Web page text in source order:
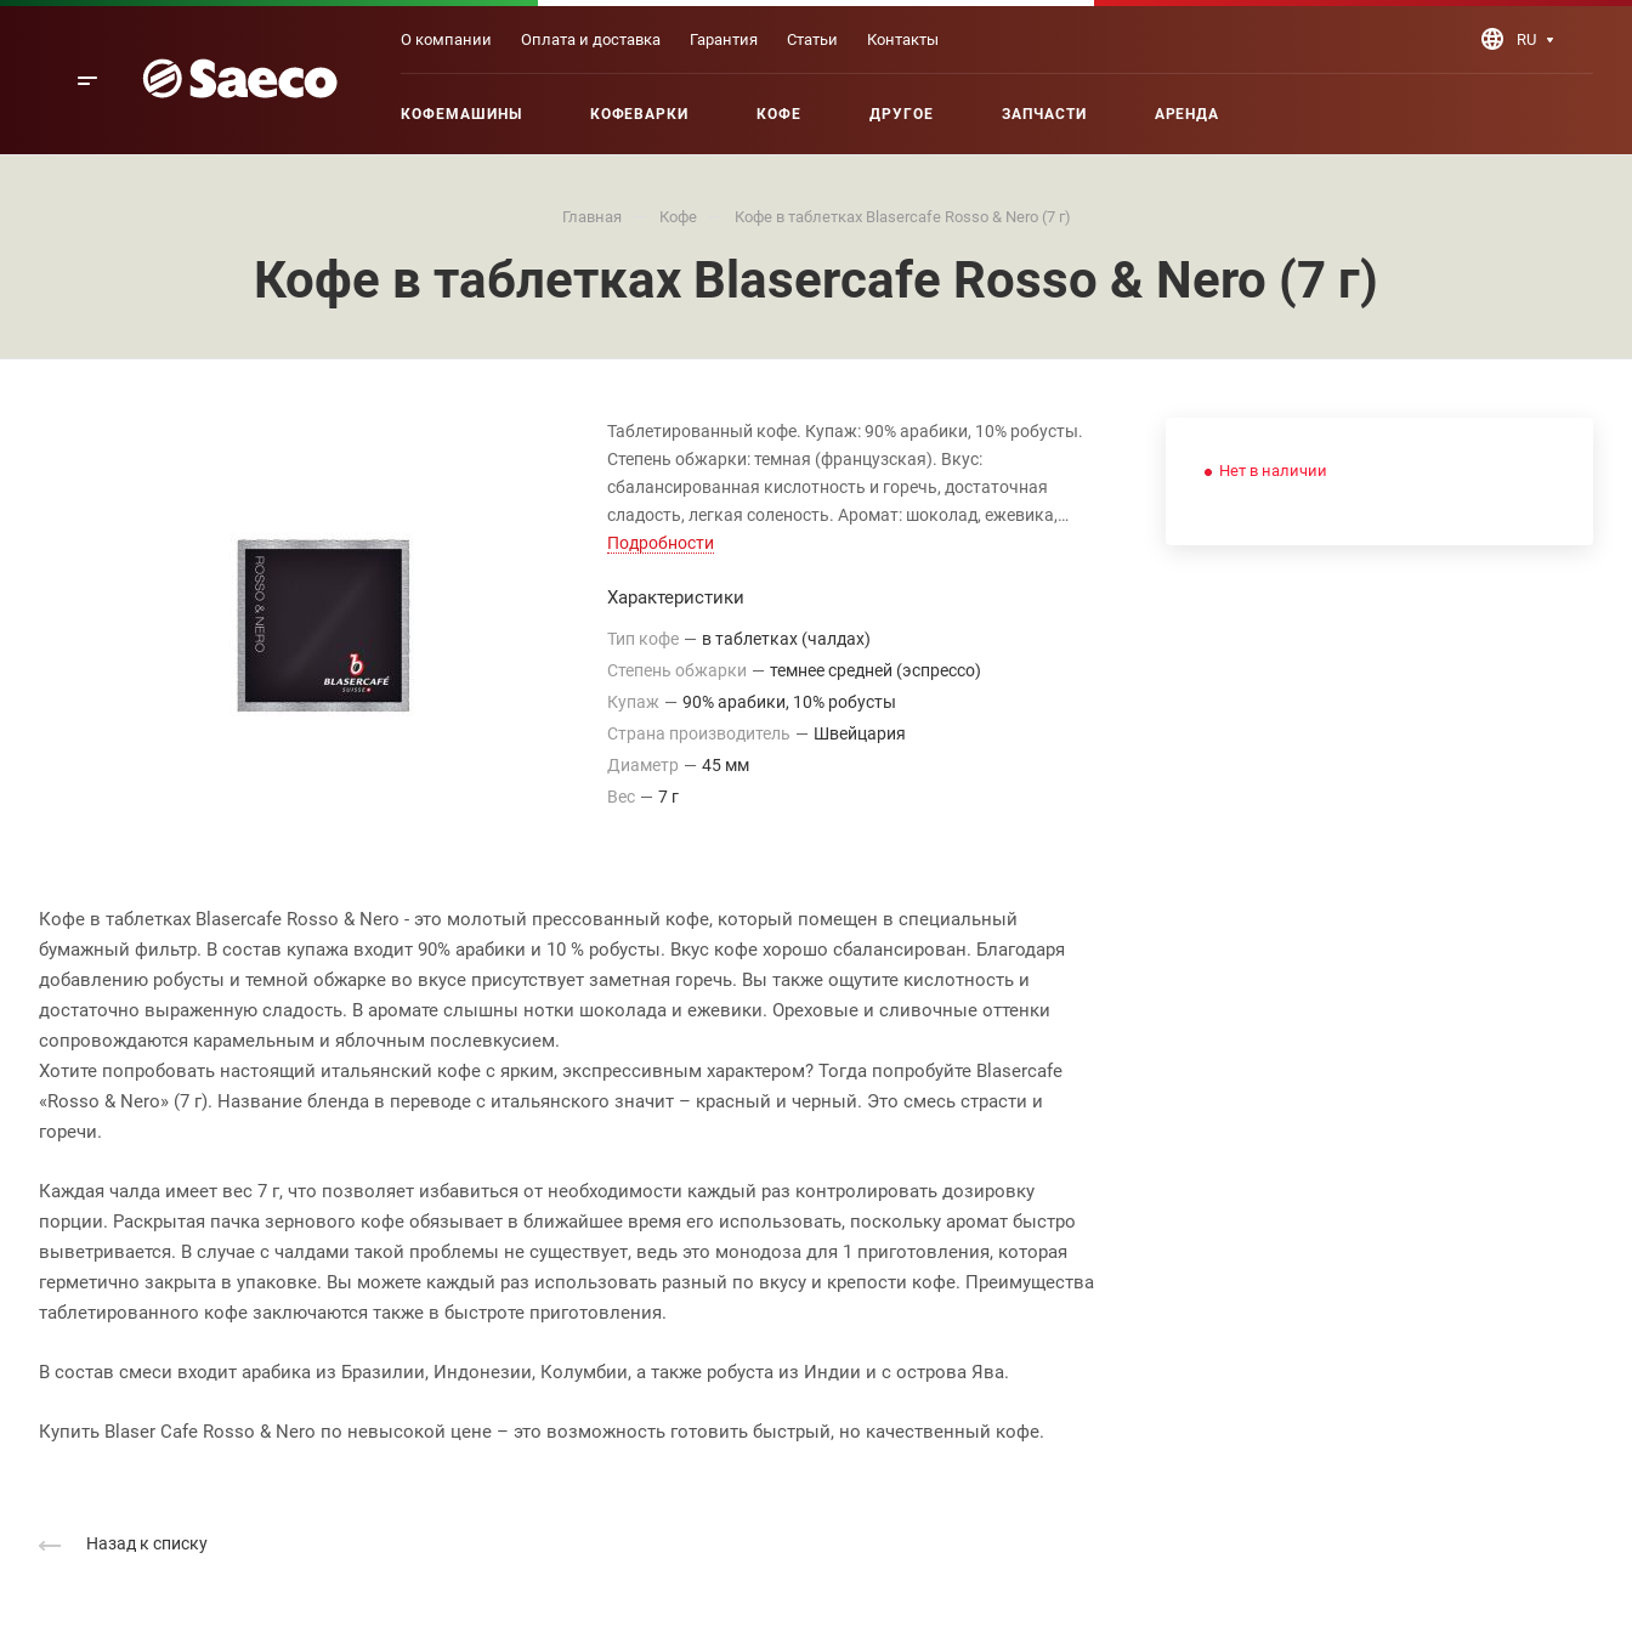
О компании Оплата и доставка Гарантия Статьи Контакты RU
КОФЕМАШИНЫ КОФЕВАРКИ КОФЕ ДРУГОЕ ЗАПЧАСТИ АРЕНДА
Главная Кофе Кофе в таблетках Blasercafe Rosso & Nero (7 г)
Кофе в таблетках Blasercafe Rosso & Nero (7 г)
Нет в наличии
Таблетированный кофе. Купаж: 90% арабики, 10% робусты.
Степень обжарки: темная (французская). Вкус:
сбалансированная кислотность и горечь, достаточная
сладость, легкая соленость. Аромат: шоколад, ежевика,
орехи, карамель. Диаметр: 45 мм. Количество: 1 шт. Вес: 7 г.
Подробности
Характеристики
Тип кофе — в таблетках (чалдах)
Степень обжарки — темнее средней (эспрессо)
Купаж — 90% арабики, 10% робусты
Страна производитель — Швейцария
Диаметр — 45 мм
Вес — 7 г
Кофе в таблетках Blasercafe Rosso & Nero - это молотый прессованный кофе, который помещен в специальный
бумажный фильтр. В состав купажа входит 90% арабики и 10 % робусты. Вкус кофе хорошо сбалансирован. Благодаря
добавлению робусты и темной обжарке во вкусе присутствует заметная горечь. Вы также ощутите кислотность и
достаточно выраженную сладость. В аромате слышны нотки шоколада и ежевики. Ореховые и сливочные оттенки
сопровождаются карамельным и яблочным послевкусием.
Хотите попробовать настоящий итальянский кофе с ярким, экспрессивным характером? Тогда попробуйте Blasercafe
«Rosso & Nero» (7 г). Название бленда в переводе с итальянского значит – красный и черный. Это смесь страсти и
горечи.
Каждая чалда имеет вес 7 г, что позволяет избавиться от необходимости каждый раз контролировать дозировку
порции. Раскрытая пачка зернового кофе обязывает в ближайшее время его использовать, поскольку аромат быстро
выветривается. В случае с чалдами такой проблемы не существует, ведь это монодоза для 1 приготовления, которая
герметично закрыта в упаковке. Вы можете каждый раз использовать разный по вкусу и крепости кофе. Преимущества
таблетированного кофе заключаются также в быстроте приготовления.
В состав смеси входит арабика из Бразилии, Индонезии, Колумбии, а также робуста из Индии и с острова Ява.
Купить Blaser Cafe Rosso & Nero по невысокой цене – это возможность готовить быстрый, но качественный кофе.
Назад к списку